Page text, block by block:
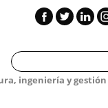
ingeniería y